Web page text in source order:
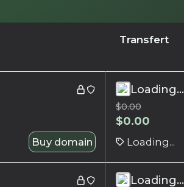
Transfert
Buy domain
Loading...
$0.00
$0.00
Loading...
Loading...